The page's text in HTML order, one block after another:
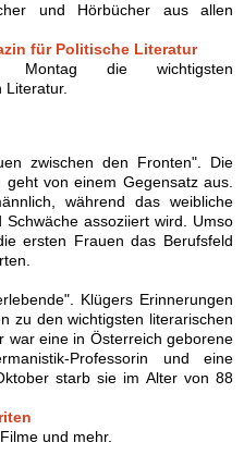
und Hörbücher aus allen
für Politische Literatur
Montag die wichtigsten
zwischen den Fronten". Die
von einem Gegensatz aus.
während das weibliche
assoziiert wird. Umso
ersten Frauen das Berufsfeld
Klügers Erinnerungen
zu den wichtigsten literarischen
war eine in Österreich geborene
Professorin und eine
starb sie im Alter von 88
und mehr.